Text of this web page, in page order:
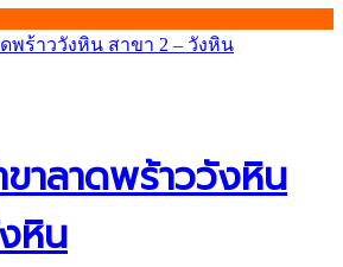
าลาดพร้าววังหิน
หิน